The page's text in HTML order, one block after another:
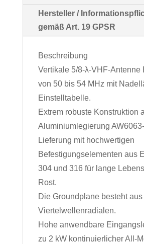
Hersteller /
gemäß Art. 19 GPSR
Beschreibung
Vertikale 5/8-λ-VHF-Antenne
von 50 bis 54 MHz mit
Einstelltabelle.
Extrem robuste Konstruktion
Aluminiumlegierung
Lieferung mit hochwertigen
Befestigungselementen aus
304 und 316 für lange
Rost.
Die Groundplane besteht
Viertelwellenradialen.
Hohe anwendbare
zu 2 kW kontinuierlicher All-